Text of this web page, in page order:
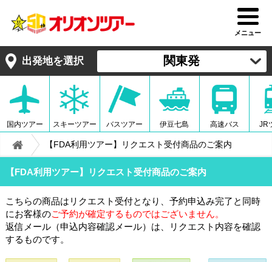
メニュー
出発地を選択 関東発
国内ツアー スキーツアー バスツアー 伊豆七島 高速バス JR
【FDA利用ツアー】リクエスト受付商品のご案内
【FDA利用ツアー】リクエスト受付商品のご案内
こちらの商品はリクエスト受付となり、予約申込み完了と同時
にお客様のご予約が確定するものではございません。
返信メール（申込内容確認メール）は、リクエスト内容を確認
するものです。